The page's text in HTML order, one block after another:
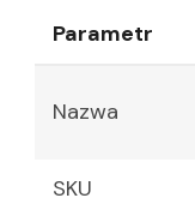
Parametr
Nazwa
SKU